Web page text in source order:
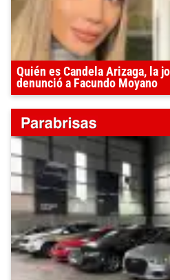
Quién es Candela Arizaga, la
denunció a Facundo Moyano